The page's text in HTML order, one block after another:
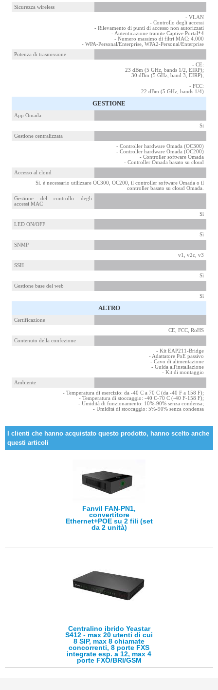
Sicurezza wireless
- VLAN
- Controllo degli accessi
- Rilevamento di punti di accesso non autorizzati
- Autenticazione tramite Captive Portal*4
- Numero massimo di filtri MAC: 4.000
- WPA-Personal/Enterprise, WPA2-Personal/Enterprise
Potenza di trasmissione
- CE:
23 dBm (5 GHz, bands 1/2, EIRP);
30 dBm (5 GHz, band 3, EIRP);
- FCC:
22 dBm (5 GHz, bands 1/4)
GESTIONE
App Omada
Si
Gestione centralizzata
- Controller hardware Omada (OC300)
- Controller hardware Omada (OC200)
- Controller software Omada
- Controller Omada basato su cloud
Accesso al cloud
Sì. è necessario utilizzare OC300, OC200, il controller software Omada o il
controller basato su cloud Omada.
Gestione del controllo degli
accessi MAC
Sì
LED ON/OFF
Sì
SNMP
v1, v2c, v3
SSH
Sì
Gestione base del web
Sì
ALTRO
Certificazione
CE, FCC, RoHS
Contenuto della confezione
- Kit EAP211-Bridge
- Adattatore PoE passivo
- Cavo di alimentazione
- Guida all'installazione
- Kit di montaggio
Ambiente
- Temperatura di esercizio: da -40 C a 70 C (da -40 F a 158 F);
- Temperatura di stoccaggio: -40 C-70 C (-40 F-158 F);
- Umidità di funzionamento: 10%-90% senza condensa;
- Umidità di stoccaggio: 5%-90% senza condensa
I clienti che hanno acquistato questo prodotto, hanno scelto anche
questi articoli
Fanvil FAN-PN1,
convertitore
Ethernet+POE su 2 fili (set
da 2 unità)
Centralino ibrido Yeastar
S412 - max 20 utenti di cui
8 SIP, max 8 chiamate
concorrenti, 8 porte FXS
integrate esp. a 12, max 4
porte FXO/BRI/GSM